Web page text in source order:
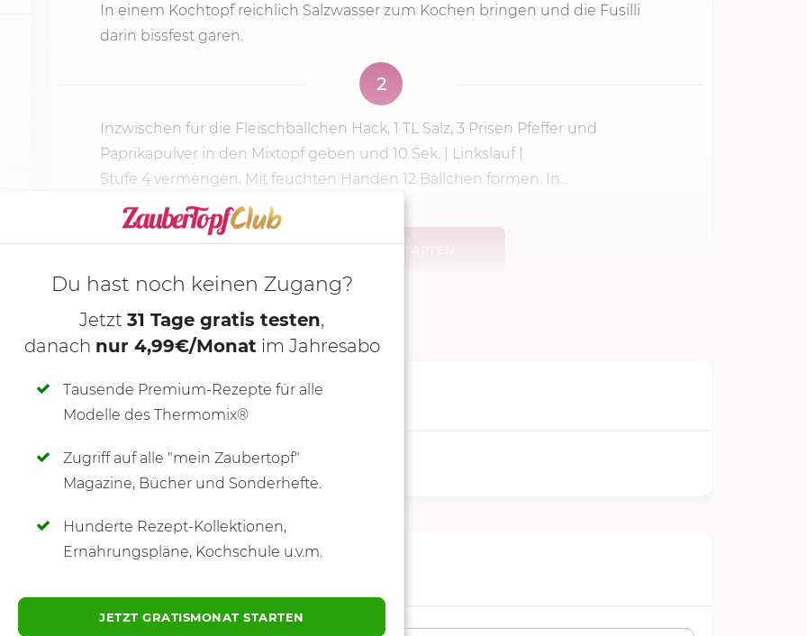
In einem Kochtopf reichlich Salzwasser zum Kochen bringen und die Fusilli
darin bissfest garen.
2
Inzwischen für die Fleischbällchen Hack, 1 TL Salz, 3 Prisen Pfeffer und
Paprikapulver in den Mixtopf geben und 10 Sek.
| Linkslauf |
Stufe 4 vermengen. Mit feuchten Händen 12 Bällchen formen. In...
SCHREIBE NEUE NOTIZ
Du hast noch keinen Zugang?
Jetzt 31 Tage gratis testen,
danach nur 4,99€/Monat im Jahresabo
Tausende Premium-Rezepte für alle
Modelle des Thermomix®
Zugriff auf alle "mein Zaubertopf"
Magazine, Bücher und Sonderhefte.
Hunderte Rezept-Kollektionen,
Ernährungspläne, Kochschule u.v.m.
JETZT GRATISMONAT STARTEN